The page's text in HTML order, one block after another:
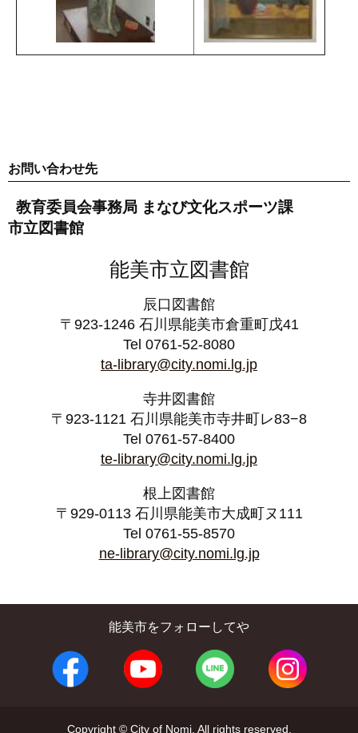
お問い合わせ先
教育委員会事務局 まなび文化スポーツ課
市立図書館
能美市立図書館
辰口図書館
〒923-1246 石川県能美市倉重町戊41
Tel 0761-52-8080
ta-library@city.nomi.lg.jp
寺井図書館
〒923-1121 石川県能美市寺井町レ83−8
Tel 0761-57-8400
te-library@city.nomi.lg.jp
根上図書館
〒929-0113 石川県能美市大成町ヌ111
Tel 0761-55-8570
ne-library@city.nomi.lg.jp
能美市をフォローしてや
Copyright © City of Nomi. All rights reserved.